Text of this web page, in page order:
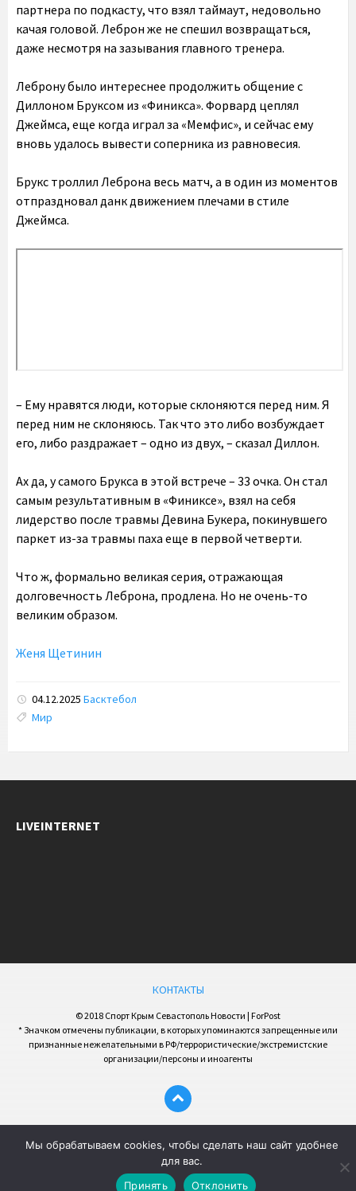
партнера по подкасту, что взял таймаут, недовольно
качая головой. Леброн же не спешил возвращаться,
даже несмотря на зазывания главного тренера.
Леброну было интереснее продолжить общение с
Диллоном Бруксом из «Финикса». Форвард цеплял
Джеймса, еще когда играл за «Мемфис», и сейчас ему
вновь удалось вывести соперника из равновесия.
Брукс троллил Леброна весь матч, а в один из моментов
отпраздновал данк движением плечами в стиле
Джеймса.
– Ему нравятся люди, которые склоняются перед ним. Я
перед ним не склоняюсь. Так что это либо возбуждает
его, либо раздражает – одно из двух, – сказал Диллон.
Ах да, у самого Брукса в этой встрече – 33 очка. Он стал
самым результативным в «Финиксе», взял на себя
лидерство после травмы Девина Букера, покинувшего
паркет из-за травмы паха еще в первой четверти.
Что ж, формально великая серия, отражающая
долговечность Леброна, продлена. Но не очень-то
великим образом.
Женя Щетинин
04.12.2025 Басктебол
Tags:
Мир
LIVEINTERNET
КОНТАКТЫ
© 2018 Спорт Крым Севастополь Новости | ForPost
* Значком отмечены публикации, в которых упоминаются запрещенные или
признанные нежелательными в РФ/террористические/экстремистские
организации/персоны и иноагенты
Мы обрабатываем cookies, чтобы сделать наш сайт удобнее
для вас.
Принять
Отклонить